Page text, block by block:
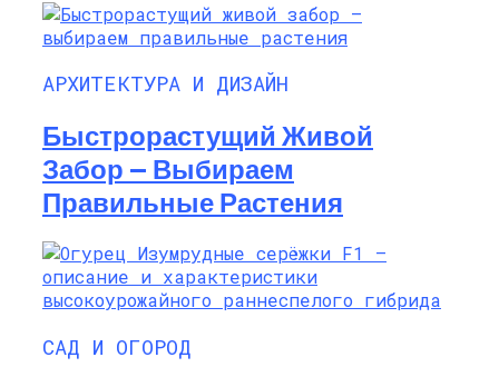
АРХИТЕКТУРА И ДИЗАЙН
Быстрорастущий Живой
Забор — Выбираем
Правильные Растения
САД И ОГОРОД